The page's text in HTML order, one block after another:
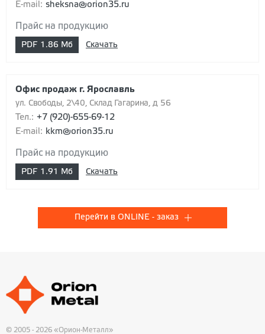
E-mail: sheksna@orion35.ru
Прайс на продукцию
PDF 1.86 Мб Скачать
Офис продаж г. Ярославль
ул. Свободы, 2\40, Склад Гагарина, д 56
Тел.: +7 (920)-655-69-12
E-mail: kkm@orion35.ru
Прайс на продукцию
PDF 1.91 Мб Скачать
Перейти в ONLINE - заказ
© 2005 - 2026 «Орион-Металл»